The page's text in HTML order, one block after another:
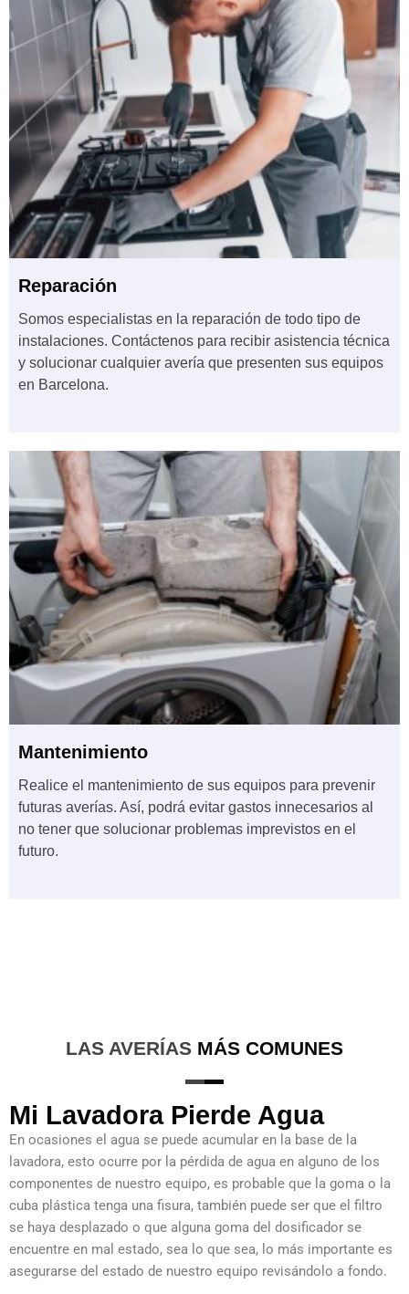
Reparación
Somos especialistas en la reparación de todo tipo de
instalaciones. Contáctenos para recibir asistencia técnica
y solucionar cualquier avería que presenten sus equipos
en Barcelona.
Mantenimiento
Realice el mantenimiento de sus equipos para prevenir
futuras averías. Así, podrá evitar gastos innecesarios al
no tener que solucionar problemas imprevistos en el
futuro.
LAS AVERÍAS MÁS COMUNES
Mi Lavadora Pierde Agua
En ocasiones el agua se puede acumular en la base de la
lavadora, esto ocurre por la pérdida de agua en alguno de los
componentes de nuestro equipo, es probable que la goma o la
cuba plástica tenga una fisura, también puede ser que el filtro
se haya desplazado o que alguna goma del dosificador se
encuentre en mal estado, sea lo que sea, lo más importante es
asegurarse del estado de nuestro equipo revisándolo a fondo.